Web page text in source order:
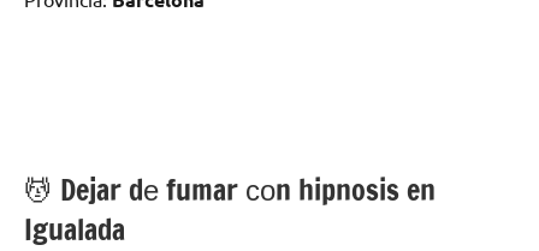
💆 ‍Dejar dе fumar сοn hipnosis en
Igualada